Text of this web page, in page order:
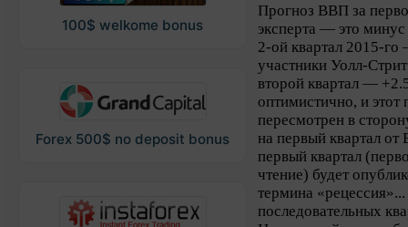
100$ welkome bonus
Forex 500$ no deposit bonus
Прогноз ВВП за
эксперта — это
2-ой квартал 2015-
участники Уолл-
второй квартал —
оптимистично, и этот
пересмотрен в
на первый квартал
первый квартал
чтение) будет
термина
последовательных